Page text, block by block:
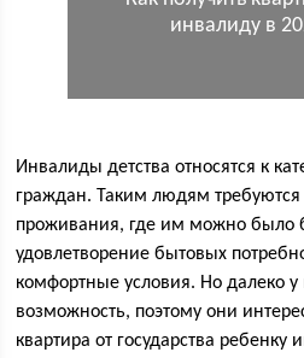
инвалиду в
Инвалиды детства относятся к
граждан. Таким людям требуются
проживания, где им можно было
удовлетворение бытовых
комфортные условия. Но далеко у
возможность, поэтому они
квартира от государства ребенку